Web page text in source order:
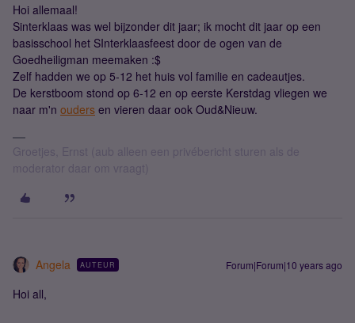
Hoi allemaal!
Sinterklaas was wel bijzonder dit jaar; ik mocht dit jaar op een
basisschool het SInterklaasfeest door de ogen van de
Goedheiligman meemaken :$
Zelf hadden we op 5-12 het huis vol familie en cadeautjes.
De kerstboom stond op 6-12 en op eerste Kerstdag vliegen we
naar m'n ouders en vieren daar ook Oud&Nieuw.
Groetjes, Ernst (aub alleen een privébericht sturen als de
moderator daar om vraagt)
Angela AUTEUR Forum|Forum|10 years ago
Hoi all,